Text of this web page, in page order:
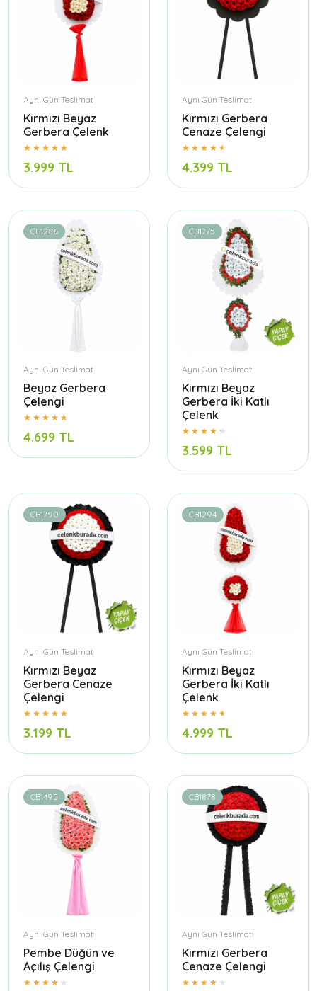
Aynı Gün Teslimat
Kırmızı Beyaz
Gerbera Çelenk
3.999 TL
Aynı Gün Teslimat
Kırmızı Gerbera
Cenaze Çelengi
4.399 TL
CB1286
Aynı Gün Teslimat
Beyaz Gerbera
Çelengi
4.699 TL
CB1775
Aynı Gün Teslimat
Kırmızı Beyaz
Gerbera İki Katlı
Çelenk
3.599 TL
CB1790
Aynı Gün Teslimat
Kırmızı Beyaz
Gerbera Cenaze
Çelengi
3.199 TL
CB1294
Aynı Gün Teslimat
Kırmızı Beyaz
Gerbera İki Katlı
Çelenk
4.999 TL
CB1495
Aynı Gün Teslimat
Pembe Düğün ve
Açılış Çelengi
CB1878
Aynı Gün Teslimat
Kırmızı Gerbera
Cenaze Çelengi